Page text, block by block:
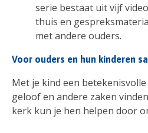
serie bestaat uit vijf
thuis en
met andere ouders.
Voor ouders en hun kinderen
Met je kind een
geloof en andere zaken
kerk kun je hen helpen door